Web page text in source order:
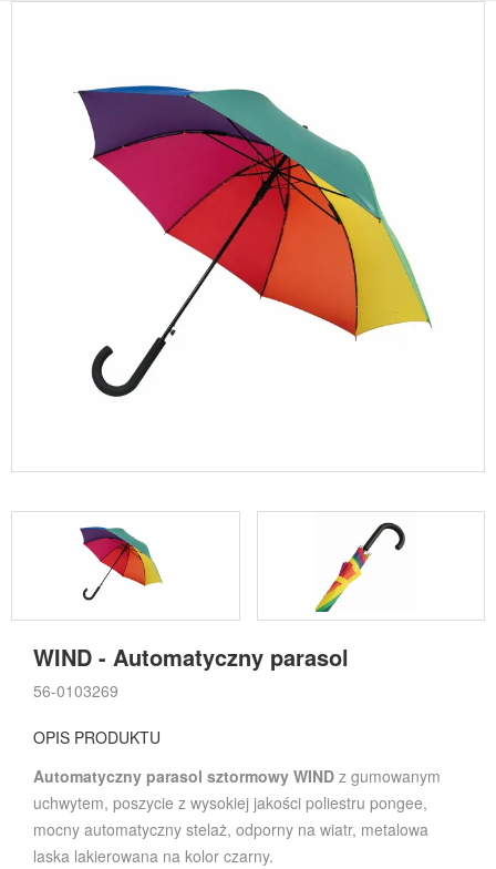
WIND - Automatyczny parasol
56-0103269
OPIS PRODUKTU
Automatyczny parasol sztormowy WIND z gumowanym
uchwytem, poszycie z wysokiej jakości poliestru pongee,
mocny automatyczny stelaż, odporny na wiatr, metalowa
laska lakierowana na kolor czarny.